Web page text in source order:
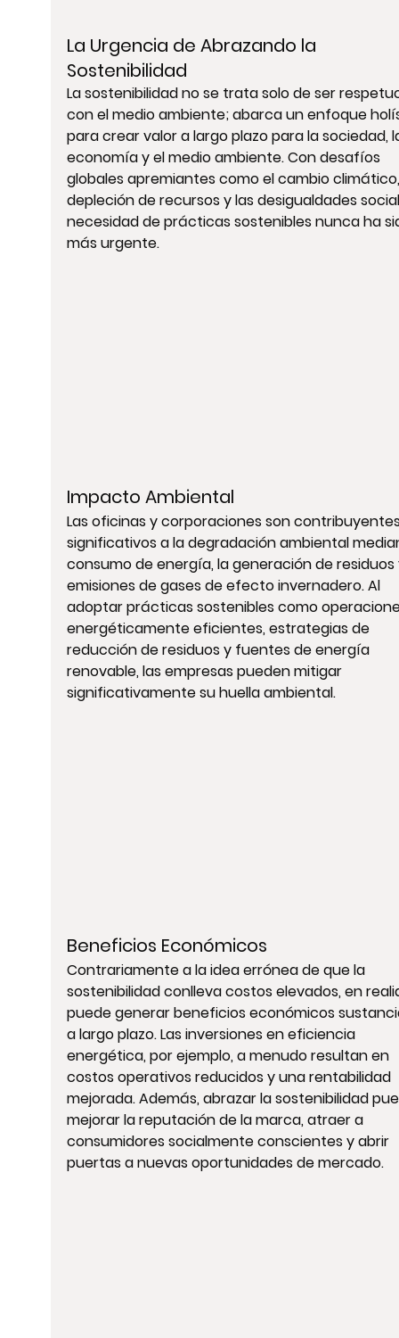
La Urgencia de Abrazando la
Sostenibilidad
La sostenibilidad no se trata solo de ser
con el medio ambiente; abarca un enfoque
para crear valor a largo plazo para la sociedad,
economía y el medio ambiente. Con desafíos
globales apremiantes como el cambio
depleción de recursos y las desigualdades
necesidad de prácticas sostenibles nunca ha
más urgente.
Impacto Ambiental
Las oficinas y corporaciones son
significativos a la degradación ambiental
consumo de energía, la generación de
emisiones de gases de efecto invernadero. Al
adoptar prácticas sostenibles como
energéticamente eficientes, estrategias de
reducción de residuos y fuentes de energía
renovable, las empresas pueden mitigar
significativamente su huella ambiental.
Beneficios Económicos
Contrariamente a la idea errónea de que la
sostenibilidad conlleva costos elevados, en
puede generar beneficios económicos
a largo plazo. Las inversiones en eficiencia
energética, por ejemplo, a menudo resultan en
costos operativos reducidos y una rentabilidad
mejorada. Además, abrazar la sostenibilidad
mejorar la reputación de la marca, atraer a
consumidores socialmente conscientes y abrir
puertas a nuevas oportunidades de mercado.